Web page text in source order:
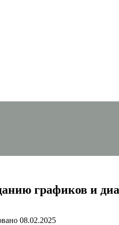
графиков и
08.02.2025